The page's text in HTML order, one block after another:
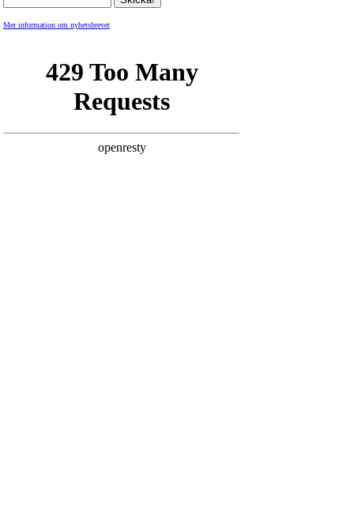
Mer information om nyhetsbrevet